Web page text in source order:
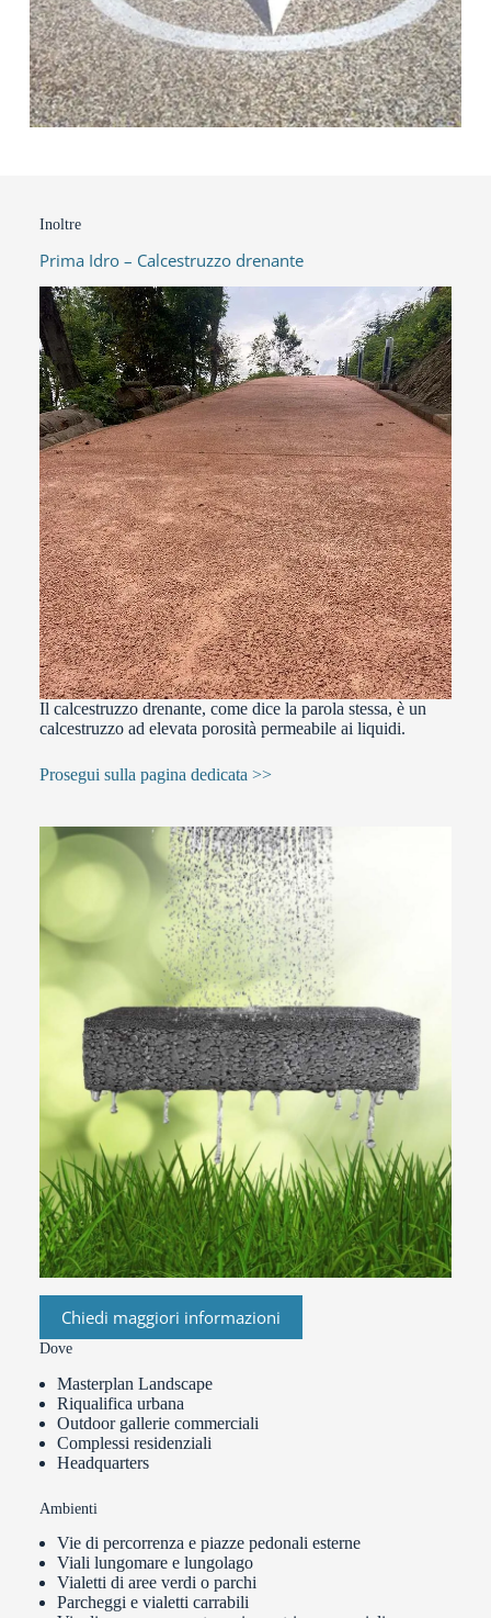
Inoltre
Prima Idro – Calcestruzzo drenante
Il calcestruzzo drenante, come dice la parola stessa, è un
calcestruzzo ad elevata porosità permeabile ai liquidi.
Prosegui sulla pagina dedicata >>
Chiedi maggiori informazioni
Dove
Masterplan Landscape
Riqualifica urbana
Outdoor gallerie commerciali
Complessi residenziali
Headquarters
Ambienti
Vie di percorrenza e piazze pedonali esterne
Viali lungomare e lungolago
Vialetti di aree verdi o parchi
Parcheggi e vialetti carrabili